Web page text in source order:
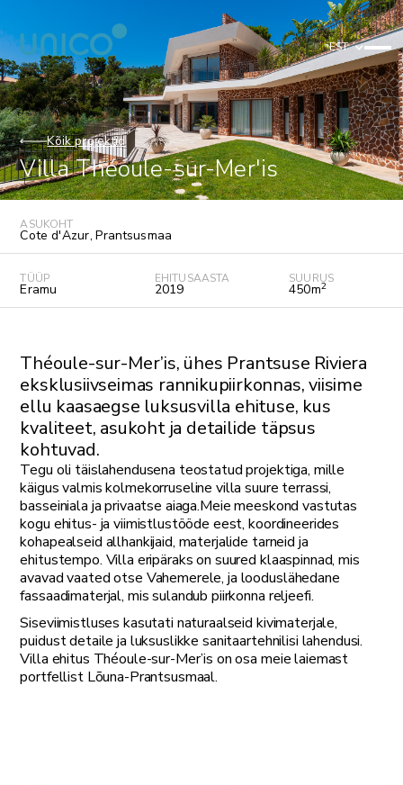
EST
Kõik projektid
Villa Théoule-sur-Mer'is
ASUKOHT
Cote d'Azur, Prantsusmaa
TÜÜP
Eramu
EHITUSAASTA
2019
SUURUS
450m2
Théoule-sur-Mer’is, ühes Prantsuse Riviera
eksklusiivseimas rannikupiirkonnas, viisime
ellu kaasaegse luksusvilla ehituse, kus
kvaliteet, asukoht ja detailide täpsus
kohtuvad.
Tegu oli täislahendusena teostatud projektiga, mille
käigus valmis kolmekorruseline villa suure terrassi,
basseiniala ja privaatse aiaga.Meie meeskond vastutas
kogu ehitus- ja viimistlustööde eest, koordineerides
kohapealseid allhankijaid, materjalide tarneid ja
ehitustempo. Villa eripäraks on suured klaaspinnad, mis
avavad vaated otse Vahemerele, ja looduslähedane
fassaadimaterjal, mis sulandub piirkonna reljeefi.
Siseviimistluses kasutati naturaalseid kivimaterjale,
puidust detaile ja luksuslikke sanitaartehnilisi lahendusi.
Villa ehitus Théoule-sur-Mer’is on osa meie laiemast
portfellist Lõuna-Prantsusmaal.